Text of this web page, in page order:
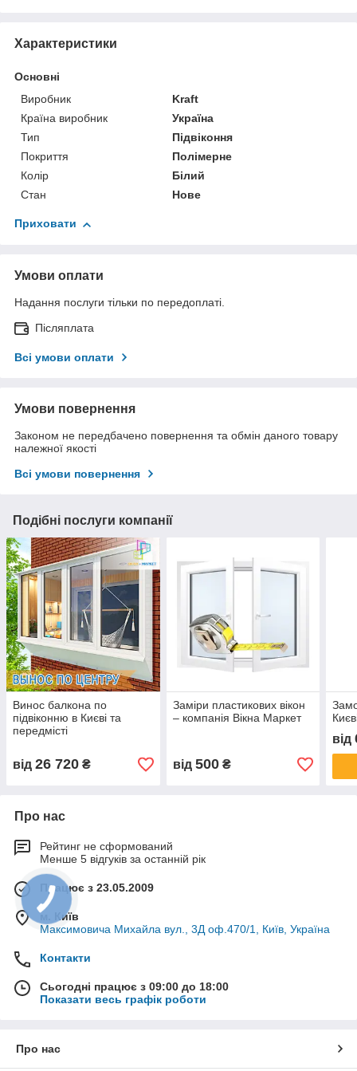
Характеристики
Основні
Виробник
Kraft
Країна виробник
Україна
Тип
Підвіконня
Покриття
Полімерне
Колір
Білий
Стан
Нове
Приховати
Умови оплати
Надання послуги тільки по передоплаті.
Післяплата
Всі умови оплати
Умови повернення
Законом не передбачено повернення та обмін даного товару
належної якості
Всі умови повернення
Подібні послуги компанії
Винос балкона по
підвіконню в Києві та
передмісті
від 26 720 ₴
Заміри пластикових вікон
– компанія Вікна Маркет
від 500₴
від
Про нас
Рейтинг не сформований
Менше 5 відгуків за останній рік
Працює з 23.05.2009
м. Київ
Максимовича Михайла вул., 3Д оф.470/1, Київ, Україна
Контакти
Сьогодні працює з 09:00 до 18:00
Показати весь графік роботи
Про нас